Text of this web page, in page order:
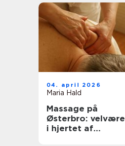
04. april 2026
Maria Hald
Massage på
Østerbro: velvære
i hjertet af